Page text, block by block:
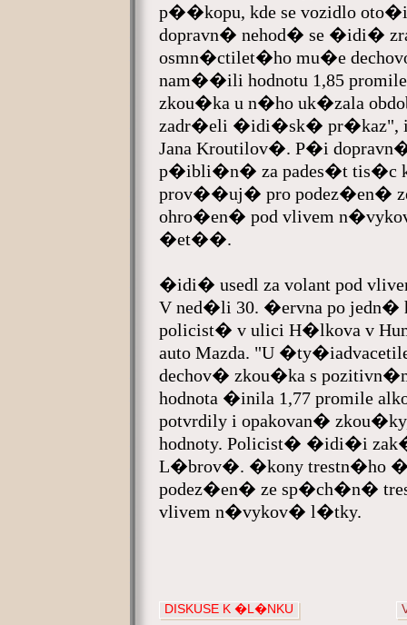
p��kopu, kde se vozidlo
dopravn� nehod� se �idi�
osmn�ctilet�ho mu�e
nam��ili hodnotu 1,85
zkou�ka u n�ho uk�zala
zadr�eli �idi�sk� pr�kaz",
Jana Kroutilov�. P�i
p�ibli�n� za pades�t tis�c
prov��uj� pro podez�en�
ohro�en� pod vlivem
�et��.
�idi� usedl za volant pod
V ned�li 30. �ervna po jedn�
policist� v ulici H�lkova v
auto Mazda. "U
dechov� zkou�ka s
hodnota �inila 1,77 promile
potvrdily i opakovan�
hodnoty. Policist� �idi�i
L�brov�. �kony trestn�ho
podez�en� ze sp�ch�n�
vlivem n�vykov� l�tky.
DISKUSE K �L�NKU